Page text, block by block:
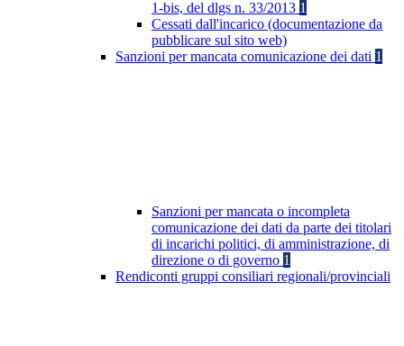
1-bis, del dlgs n. 33/2013 1
Cessati dall'incarico (documentazione da
pubblicare sul sito web)
Sanzioni per mancata comunicazione dei dati 1
Sanzioni per mancata o incompleta
comunicazione dei dati da parte dei titolari
di incarichi politici, di amministrazione, di
direzione o di governo 1
Rendiconti gruppi consiliari regionali/provinciali